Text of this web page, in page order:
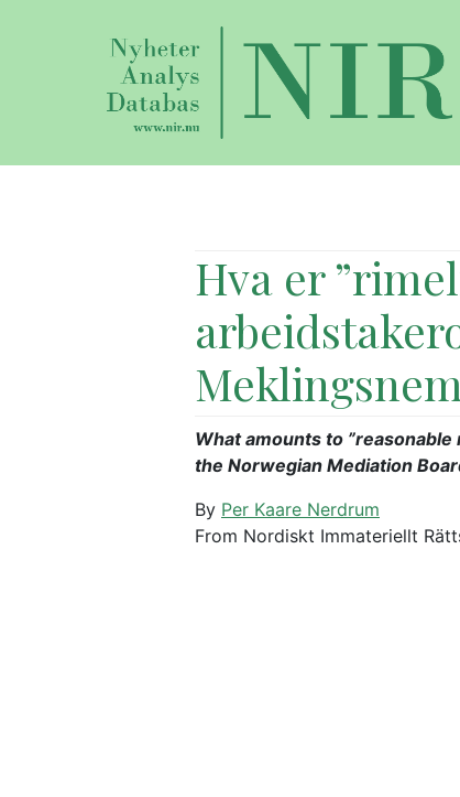
Hva er
What amounts to
the Norwegian Mediation
By Per Kaare Nerdrum
From Nordiskt Immateriellt